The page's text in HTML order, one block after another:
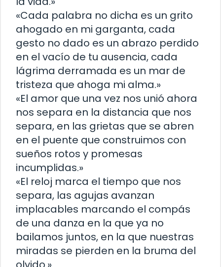
«Cada palabra no dicha es un grito
ahogado en mi garganta, cada
gesto no dado es un abrazo perdido
en el vacío de tu ausencia, cada
lágrima derramada es un mar de
tristeza que ahoga mi alma.»
«El amor que una vez nos unió ahora
nos separa en la distancia que nos
separa, en las grietas que se abren
en el puente que construimos con
sueños rotos y promesas
incumplidas.»
«El reloj marca el tiempo que nos
separa, las agujas avanzan
implacables marcando el compás
de una danza en la que ya no
bailamos juntos, en la que nuestras
miradas se pierden en la bruma del